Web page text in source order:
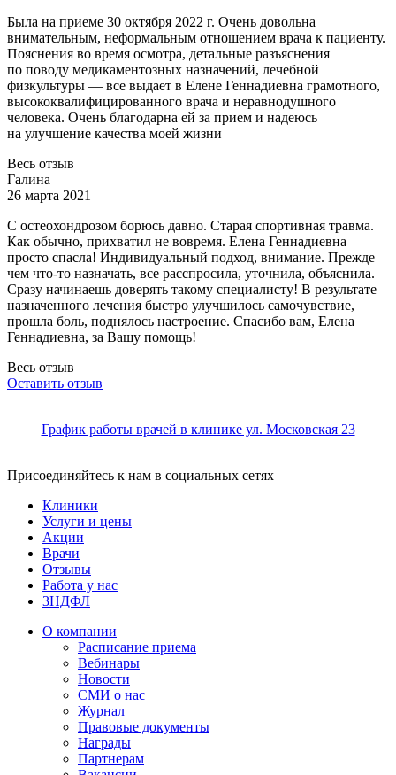
Была на приеме 30 октября 2022 г. Очень довольна
внимательным, неформальным отношением врача к пациенту.
Пояснения во время осмотра, детальные разъяснения
по поводу медикаментозных назначений, лечебной
физкультуры — все выдает в Елене Геннадиевна грамотного,
высококвалифицированного врача и неравнодушного
человека. Очень благодарна ей за прием и надеюсь
на улучшение качества моей жизни
Весь отзыв
Галина
26 марта 2021
С остеохондрозом борюсь давно. Старая спортивная травма.
Как обычно, прихватил не вовремя. Елена Геннадиевна
просто спасла! Индивидуальный подход, внимание. Прежде
чем что-то назначать, все расспросила, уточнила, объяснила.
Сразу начинаешь доверять такому специалисту! В результате
назначенного лечения быстро улучшилось самочувствие,
прошла боль, поднялось настроение. Спасибо вам, Елена
Геннадиевна, за Вашу помощь!
Весь отзыв
Оставить отзыв
График работы врачей в клинике ул. Московская 23
Присоединяйтесь к нам в социальных сетях
Клиники
Услуги и цены
Акции
Врачи
Отзывы
Работа у нас
3НДФЛ
О компании
Расписание приема
Вебинары
Новости
СМИ о нас
Журнал
Правовые документы
Награды
Партнерам